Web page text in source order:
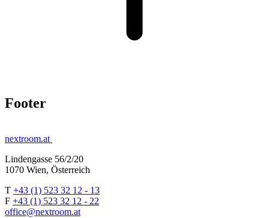
Footer
nextroom.at
Lindengasse 56/2/20
1070 Wien, Österreich
T +43 (1) 523 32 12 - 13
F +43 (1) 523 32 12 - 22
office@nextroom.at